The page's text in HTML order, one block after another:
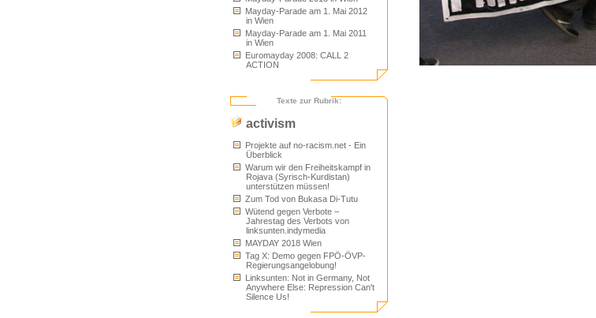
Mayday-Parade am 1. Mai 2012
in Wien
Mayday-Parade am 1. Mai 2011
in Wien
Euromayday 2008: CALL 2
ACTION
Texte zur Rubrik:
activism
Projekte auf no-racism.net - Ein
Überblick
Warum wir den Freiheitskampf in
Rojava (Syrisch-Kurdistan)
unterstützen müssen!
Zum Tod von Bukasa Di-Tutu
Wütend gegen Verbote –
Jahrestag des Verbots von
linksunten.indymedia
MAYDAY 2018 Wien
Tag X: Demo gegen FPÖ-ÖVP-
Regierungsangelobung!
Linksunten: Not in Germany, Not
Anywhere Else: Repression Can't
Silence Us!